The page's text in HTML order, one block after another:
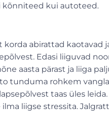
kõnniteed kui autoteed.
abirattad kaotavad
Edasi liiguvad
aasta pärast ja liiga
tunduma rohkem
taas üles leida.
liigse stressita.